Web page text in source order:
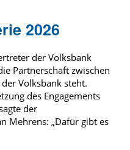
2026
der Volksbank
Partnerschaft zwischen
Volksbank steht.
des Engagements
der
Mehrens: „Dafür gibt es